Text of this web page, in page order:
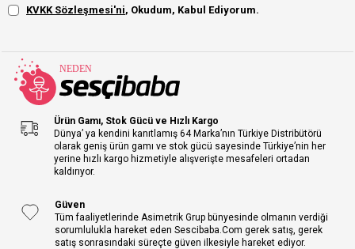
KVKK Sözleşmesi'ni, Okudum, Kabul Ediyorum.
Ürün Gamı, Stok Gücü ve Hızlı Kargo
Dünya’ ya kendini kanıtlamış 64 Marka’nın Türkiye Distribütörü
olarak geniş ürün gamı ve stok gücü sayesinde Türkiye’nin her
yerine hızlı kargo hizmetiyle alışverişte mesafeleri ortadan
kaldırıyor.
Güven
Tüm faaliyetlerinde Asimetrik Grup bünyesinde olmanın verdiği
sorumlulukla hareket eden Sescibaba.Com gerek satış, gerek
satış sonrasındaki süreçte güven ilkesiyle hareket ediyor.